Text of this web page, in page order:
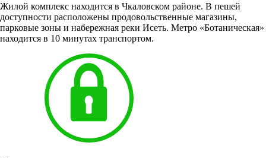
Жилой комплекс находится в Чкаловском районе. В пешей
доступности расположены продовольственные магазины,
парковые зоны и набережная реки Исеть. Метро «Ботаническая»
находится в 10 минутах транспортом.